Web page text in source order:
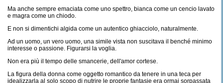
Ma anche sempre emaciata come uno spettro, bianca come un cencio lavato
e magra come un chiodo.
E non si dimentichi algida come un autentico ghiacciolo, naturalmente.
Ad un uomo, un vero uomo, una simile vista non suscitava il benché minimo
interesse o passione. Figurarsi la voglia.
Non era più il tempo delle smancerie, dell'amor cortese.
La figura della donna come oggetto romantico da tenere in una teca per
idealizzarla al solo scopo di nutrire le proprie fantasie era ormai sorpassata